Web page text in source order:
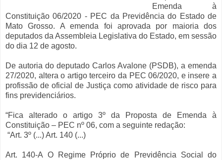
Emenda à
Constituição 06/2020 - PEC da Previdência do Estado de
Mato Grosso. A emenda foi aprovada por maioria dos
deputados da Assembleia Legislativa do Estado, em sessão
do dia 12 de agosto.
De autoria do deputado Carlos Avalone (PSDB), a emenda
27/2020, altera o artigo terceiro da PEC 06/2020, e insere a
profissão de oficial de Justiça como atividade de risco para
fins previdenciários.
“Fica alterado o artigo 3º da Proposta de Emenda à
Constituição – PEC nº 06, com a seguinte redação:
“Art. 3º (...) Art. 140 (...)
Art. 140-A O Regime Próprio de Previdência Social do